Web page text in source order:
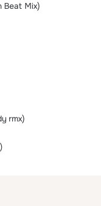
Beat Mix)
rmx)